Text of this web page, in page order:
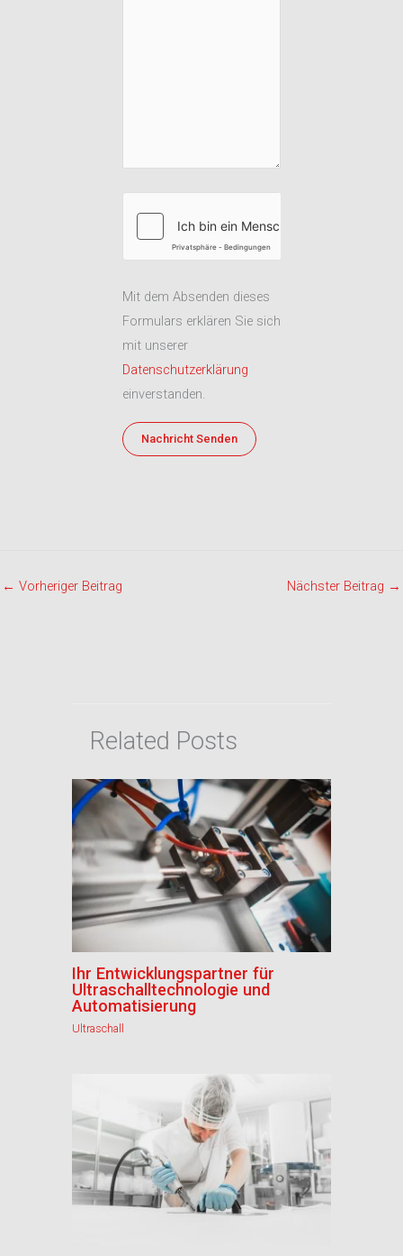
Mit dem Absenden dieses
Formulars erklären Sie sich
mit unserer
Datenschutzerklärung
einverstanden.
← Vorheriger Beitrag Nächster Beitrag →
Related Posts
Ihr Entwicklungspartner für
Ultraschalltechnologie und
Automatisierung
Ultraschall